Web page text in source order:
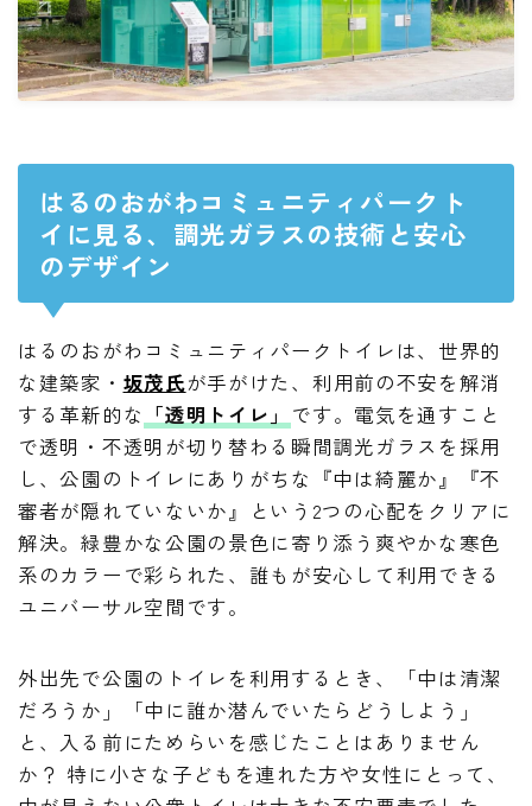
はるのおがわコミュニティパークト
イに見る、調光ガラスの技術と安心
のデザイン
はるのおがわコミュニティパークトイレは、世界的
な建築家・ 坂茂氏が手がけた、利用前の不安を解消
する革新的な 「透明トイレ」 です。電気を通すこと
で透明・不透明が切り替わる瞬間調光ガラスを採用
し、公園のトイレにありがちな『中は綺麗か』『不
審者が隠れていないか』という2つの心配をクリアに
解決。緑豊かな公園の景色に寄り添う爽やかな寒色
系のカラーで彩られた、誰もが安心して利用できる
ユニバーサル空間です。
外出先で公園のトイレを利用するとき、「中は清潔
だろうか」「中に誰か潜んでいたらどうしよう」
と、入る前にためらいを感じたことはありません
か？ 特に小さな子どもを連れた方や女性にとって、